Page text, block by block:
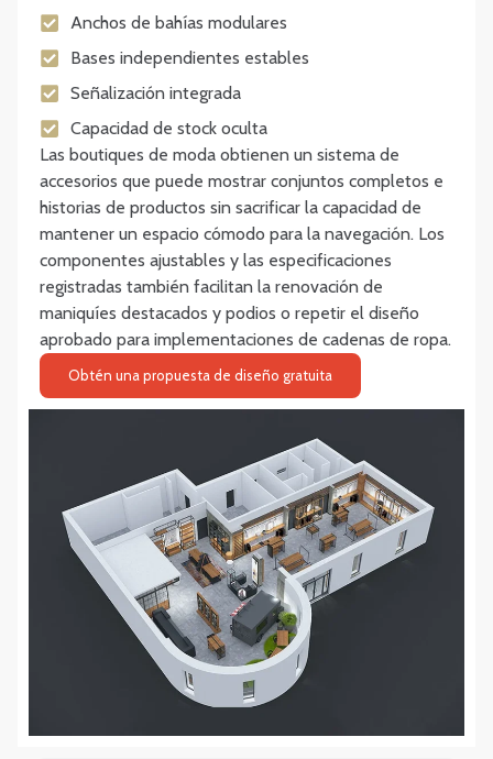
Anchos de bahías modulares
Bases independientes estables
Señalización integrada
Capacidad de stock oculta
Las boutiques de moda obtienen un sistema de
accesorios que puede mostrar conjuntos completos e
historias de productos sin sacrificar la capacidad de
mantener un espacio cómodo para la navegación. Los
componentes ajustables y las especificaciones
registradas también facilitan la renovación de
maniquíes destacados y podios o repetir el diseño
aprobado para implementaciones de cadenas de ropa.
Obtén una propuesta de diseño gratuita